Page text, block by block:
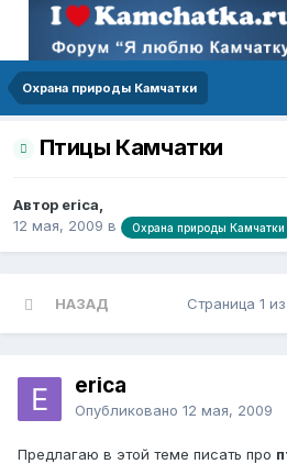
Охрана природы Камчатки
Птицы Камчатки
Автор erica,
12 мая, 2009 в Охрана природы Камчатки
НАЗАД Страница 1
erica
Опубликовано 12 мая, 2009
Предлагаю в этой теме писать про